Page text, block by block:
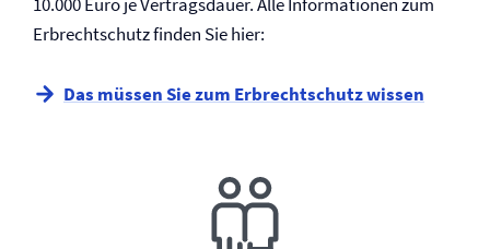
Erbrechtschutz finden Sie hier:
Das müssen Sie zum Erbrechtschutz wissen